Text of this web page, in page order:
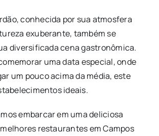
conhecida por sua atmosfera
exuberante, também se
diversificada cena gastronômica.
uma data especial, onde
um pouco acima da média, este
ideais.
embarcar em uma deliciosa
restaurantes em Campos